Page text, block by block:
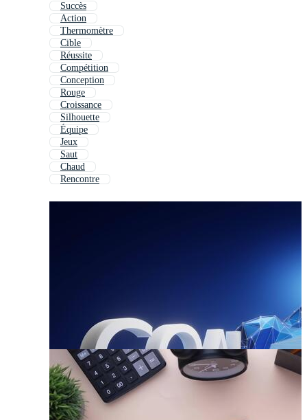
Succès
Action
Thermomètre
Cible
Réussite
Compétition
Conception
Rouge
Croissance
Silhouette
Équipe
Jeux
Saut
Chaud
Rencontre